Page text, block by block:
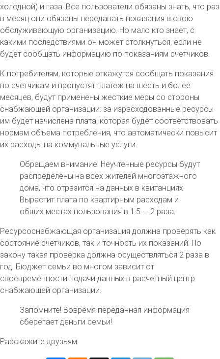
холодной) и газа. Все пользователи обязаны знать, что раз
в месяц они обязаны передавать показания в свою
обслуживающую организацию. Но мало кто знает, с
какими последствиями он может столкнуться, если не
будет сообщать информацию по показаниям счетчиков.
К потребителям, которые откажутся сообщать показания
по счетчикам и пропустят платеж на шесть и более
месяцев, будут применены жесткие меры со стороны
снабжающей организации: за израсходованные ресурсы
им будет начислена плата, которая будет соответствовать
нормам объема потребления, что автоматически повысит
их расходы на коммунальные услуги.
Обращаем внимание! Неучтенные ресурсы будут
распределены на всех жителей многоэтажного
дома, что отразится на данных в квитанциях.
Вырастит плата по квартирным расходам и
общих местах пользования в 1.5 — 2 раза.
Ресурсоснабжающая организация должна проверять как
состояние счетчиков, так и точность их показаний. По
закону такая проверка должна осуществляться 2 раза в
год. Бюджет семьи во многом зависит от
своевременности подачи данных в расчетный центр
снабжающей организации.
Запомните! Вовремя переданная информация
сберегает деньги семьи!
Расскажите друзьям: